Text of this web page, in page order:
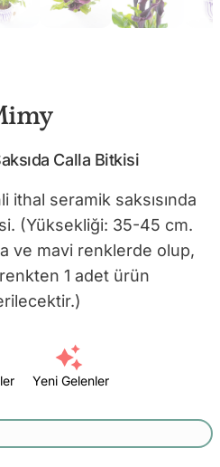
Calla Bitkisi
ithal seramik saksısında
(Yüksekliği: 35-45 cm.
ve mavi renklerde olup,
1 adet ürün
Yeni Gelenler